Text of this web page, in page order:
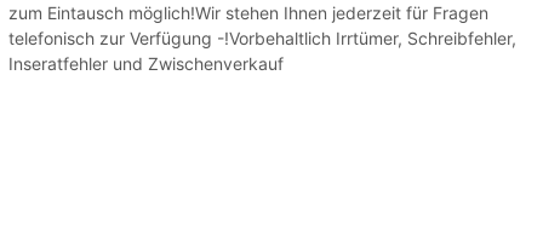
zum Eintausch möglich!Wir stehen Ihnen jederzeit für Fragen
telefonisch zur Verfügung -!Vorbehaltlich Irrtümer, Schreibfehler,
Inseratfehler und Zwischenverkauf